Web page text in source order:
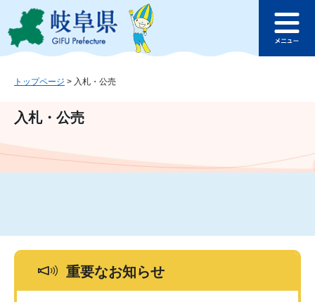
ジ
ュ
文
このページの本文へ
ュ
トップページ > 入札・公売
入札・公売
重要なお知らせ